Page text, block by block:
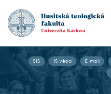
SIS IS věda E-mail